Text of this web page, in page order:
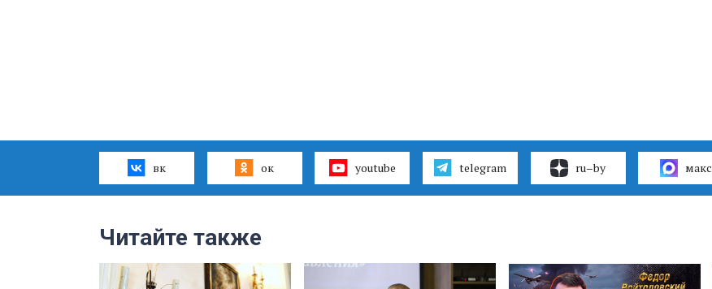
вк ок youtube telegram ru–by макс
Читайте также